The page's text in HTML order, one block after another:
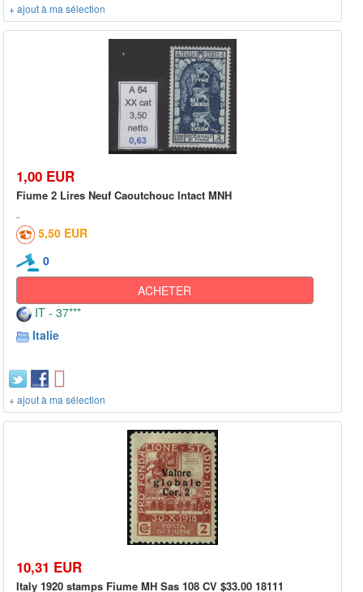
+ ajout à ma sélection
1,00 EUR
Fiume 2 Lires Neuf Caoutchouc Intact MNH
5,50 EUR
0
ACHETER
IT - 37***
Italie
+ ajout à ma sélection
10,31 EUR
Italy 1920 stamps Fiume MH Sas 108 CV $33.00 18111